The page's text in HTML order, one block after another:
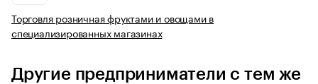
Торговля розничная фруктами и овощами в
специализированных магазинах
Другие предприниматели с тем же